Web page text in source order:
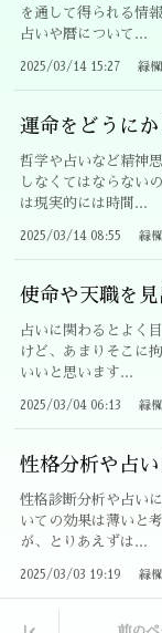
を通して得られる情
占いや暦について...
2025/03/14 15:27 緑
運命をどうにか
哲学や占いなど精神
しなくてはならない
は現実的には時間...
2025/03/14 08:55 緑
使命や天職を
占いに関わるとよく
けど、あまりそこに
いいと思います...
2025/03/04 06:13 緑
性格分析や占
性格診断分析や占い
いての効果は薄いと
が、とりあえずは...
2025/03/03 19:19 緑